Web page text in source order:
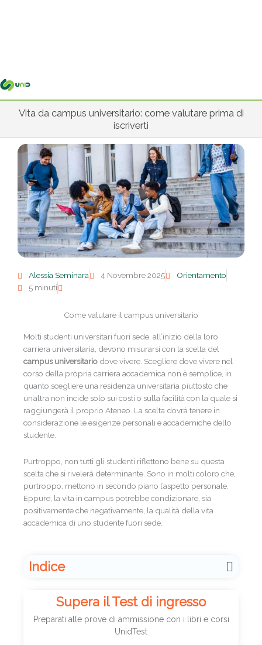
Vita da campus universitario: come valutare prima di
iscriverti
Alessia Seminara 4 Novembre 2025
Orientamento
5 minuti
Come valutare il campus universitario
Molti studenti universitari fuori sede, all’inizio della loro
carriera universitaria, devono misurarsi con la scelta del
campus universitario dove vivere. Scegliere dove vivere nel
corso della propria carriera accademica non è semplice, in
quanto scegliere una residenza universitaria piuttosto che
un’altra non incide solo sui costi o sulla facilità con la quale si
raggiungerà il proprio Ateneo. La scelta dovrà tenere in
considerazione le esigenze personali e accademiche dello
studente.
Purtroppo, non tutti gli studenti riflettono bene su questa
scelta che si rivelerà determinante. Sono in molti coloro che,
purtroppo, mettono in secondo piano l’aspetto personale.
Eppure, la vita in campus potrebbe condizionare, sia
positivamente che negativamente, la qualità della vita
accademica di uno studente fuori sede.
Indice
Supera il Test di ingresso
Preparati alle prove di ammissione con i libri e corsi
UnidTest